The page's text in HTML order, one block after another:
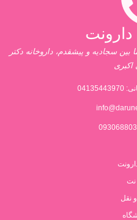
بین سجادیه و پیشقدم، داروخانه دکتر
اکبری
04135443970
نت
نقل